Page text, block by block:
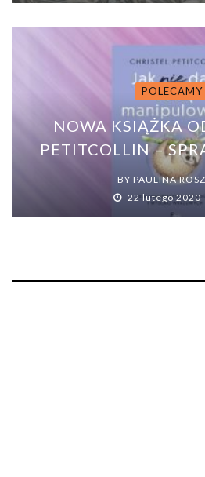
POLECAMY
NOWA KSIĄŻKA
PETITCOLLIN –
BY PAULINA
22 lutego 2020